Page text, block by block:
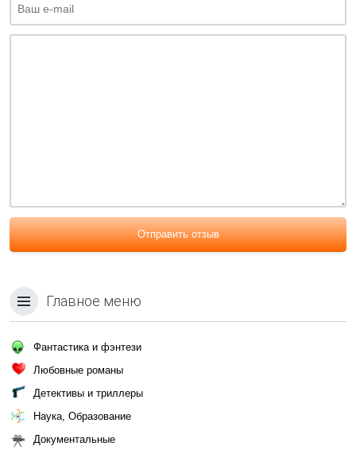
Отправить отзыв
Главное меню
Фантастика и фэнтези
Любовные романы
Детективы и триллеры
Наука, Образование
Документальные